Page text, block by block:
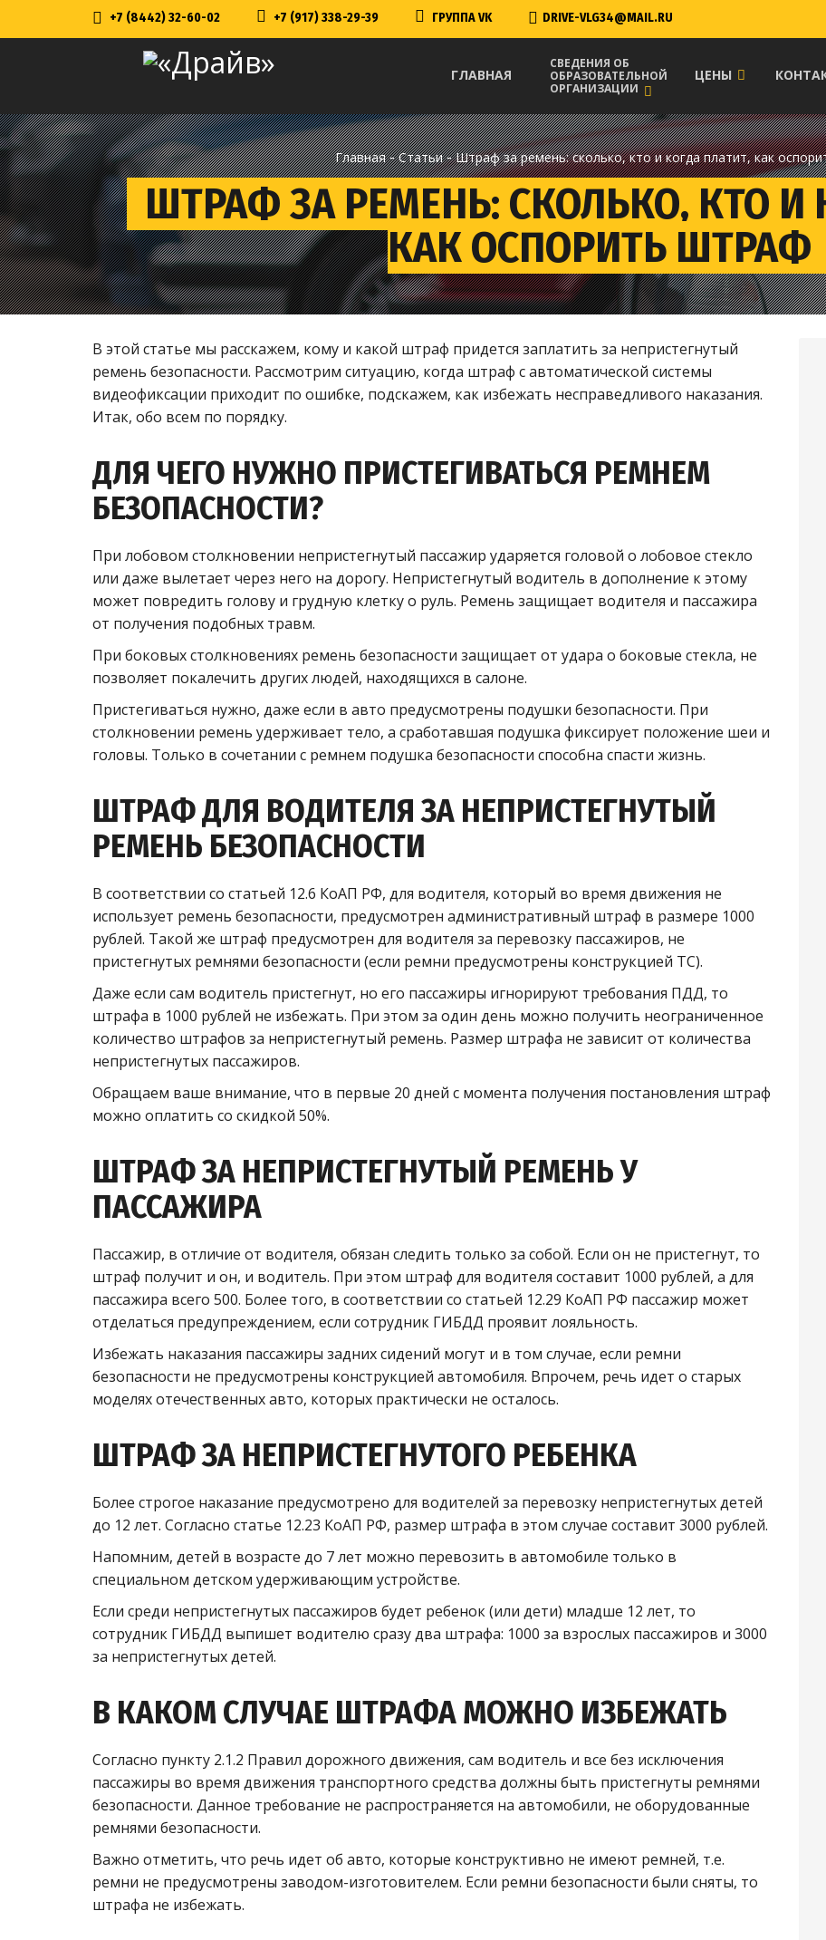
+7 (8442) 32-60-02 +7 (917) 338-29-39 ГРУППА VK DRIVE-VLG34@MAIL.RU
ГЛАВНАЯ
СВЕДЕНИЯ ОБ
ОБРАЗОВАТЕЛЬНОЙ
ОРГАНИЗАЦИИ
ЦЕНЫ
Главная-Статьи-Штраф за ремень: сколько, кто и когда платит, как
ШТРАФ ЗА РЕМЕНЬ: СКОЛЬКО, КТО И
КАК ОСПОРИТЬ ШТРАФ
В этой статье мы расскажем, кому и какой штраф придется заплатить за непристегнутый
ремень безопасности. Рассмотрим ситуацию, когда штраф с автоматической системы
видеофиксации приходит по ошибке, подскажем, как избежать несправедливого наказания.
Итак, обо всем по порядку.
ДЛЯ ЧЕГО НУЖНО ПРИСТЕГИВАТЬСЯ РЕМНЕМ
БЕЗОПАСНОСТИ?
При лобовом столкновении непристегнутый пассажир ударяется головой о лобовое стекло
или даже вылетает через него на дорогу. Непристегнутый водитель в дополнение к этому
может повредить голову и грудную клетку о руль. Ремень защищает водителя и пассажира
от получения подобных травм.
При боковых столкновениях ремень безопасности защищает от удара о боковые стекла, не
позволяет покалечить других людей, находящихся в салоне.
Пристегиваться нужно, даже если в авто предусмотрены подушки безопасности. При
столкновении ремень удерживает тело, а сработавшая подушка фиксирует положение шеи и
головы. Только в сочетании с ремнем подушка безопасности способна спасти жизнь.
ШТРАФ ДЛЯ ВОДИТЕЛЯ ЗА НЕПРИСТЕГНУТЫЙ
РЕМЕНЬ БЕЗОПАСНОСТИ
В соответствии со статьей 12.6 КоАП РФ, для водителя, который во время движения не
использует ремень безопасности, предусмотрен административный штраф в размере 1000
рублей. Такой же штраф предусмотрен для водителя за перевозку пассажиров, не
пристегнутых ремнями безопасности (если ремни предусмотрены конструкцией ТС).
Даже если сам водитель пристегнут, но его пассажиры игнорируют требования ПДД, то
штрафа в 1000 рублей не избежать. При этом за один день можно получить неограниченное
количество штрафов за непристегнутый ремень. Размер штрафа не зависит от количества
непристегнутых пассажиров.
Обращаем ваше внимание, что в первые 20 дней с момента получения постановления штраф
можно оплатить со скидкой 50%.
ШТРАФ ЗА НЕПРИСТЕГНУТЫЙ РЕМЕНЬ У
ПАССАЖИРА
Пассажир, в отличие от водителя, обязан следить только за собой. Если он не пристегнут, то
штраф получит и он, и водитель. При этом штраф для водителя составит 1000 рублей, а для
пассажира всего 500. Более того, в соответствии со статьей 12.29 КоАП РФ пассажир может
отделаться предупреждением, если сотрудник ГИБДД проявит лояльность.
Избежать наказания пассажиры задних сидений могут и в том случае, если ремни
безопасности не предусмотрены конструкцией автомобиля. Впрочем, речь идет о старых
моделях отечественных авто, которых практически не осталось.
ШТРАФ ЗА НЕПРИСТЕГНУТОГО РЕБЕНКА
Более строгое наказание предусмотрено для водителей за перевозку непристегнутых детей
до 12 лет. Согласно статье 12.23 КоАП РФ, размер штрафа в этом случае составит 3000 рублей.
Напомним, детей в возрасте до 7 лет можно перевозить в автомобиле только в
специальном детском удерживающим устройстве.
Если среди непристегнутых пассажиров будет ребенок (или дети) младше 12 лет, то
сотрудник ГИБДД выпишет водителю сразу два штрафа: 1000 за взрослых пассажиров и 3000
за непристегнутых детей.
В КАКОМ СЛУЧАЕ ШТРАФА МОЖНО ИЗБЕЖАТЬ
Согласно пункту 2.1.2 Правил дорожного движения, сам водитель и все без исключения
пассажиры во время движения транспортного средства должны быть пристегнуты ремнями
безопасности. Данное требование не распространяется на автомобили, не оборудованные
ремнями безопасности.
Важно отметить, что речь идет об авто, которые конструктивно не имеют ремней, т.е.
ремни не предусмотрены заводом-изготовителем. Если ремни безопасности были сняты, то
штрафа не избежать.